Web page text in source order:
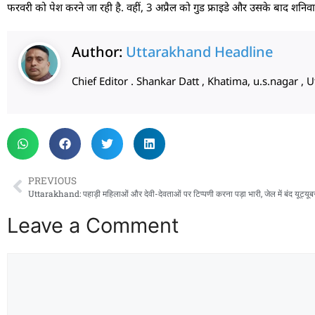
फरवरी को पेश करने जा रही है. वहीं, 3 अप्रैल को गुड फ्राइडे और उसके बाद
Author: Uttarakhand Headline
Chief Editor . Shankar Datt , Khatima, u.s.nagar ,
PREVIOUS
Leave a Comment